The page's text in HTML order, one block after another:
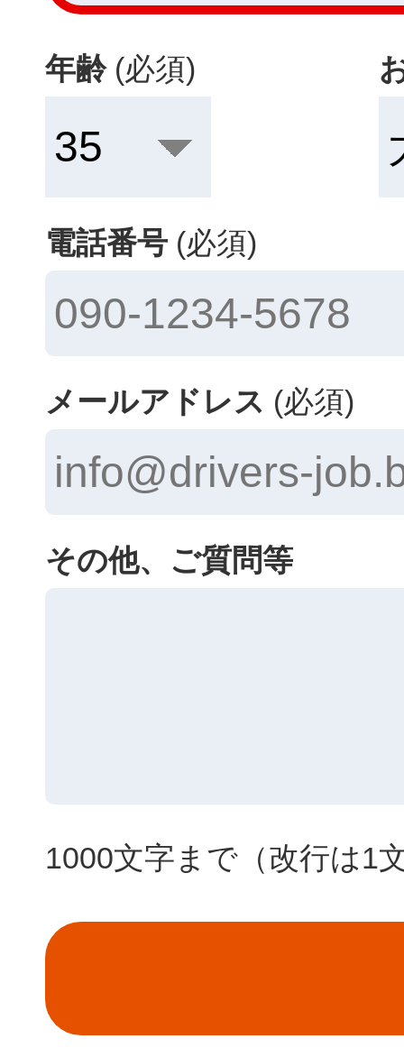
年齢 (必須)
電話番号 (必須)
メールアドレス (必須)
その他、ご質問等
1000文字まで（改行は1